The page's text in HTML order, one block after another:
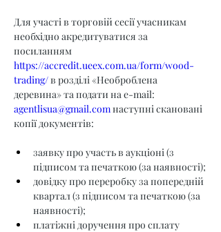
Для участі в торговій сесії учасникам
необхідно акредитуватися за
посиланням
https://accredit.ueex.com.ua/form/wood-
trading/ в розділі «Необроблена
деревина» та подати на e-mail:
agentlisua@gmail.com наступні скановані
копії документів:
заявку про участь в аукціоні (з
підписом та печаткою (за наявності);
довідку про переробку за попередній
квартал (з підписом та печаткою (за
наявності);
платіжні доручення про сплату